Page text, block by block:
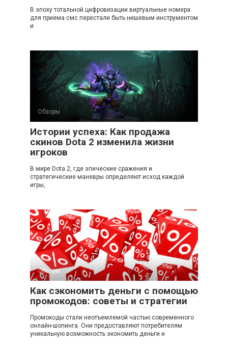
В эпоху тотальной цифровизации виртуальные номера
для приема смс перестали быть нишевым инструментом
и
Обзоры
Истории успеха: Как продажа
скинов Dota 2 изменила жизни
игроков
В мире Dota 2, где эпические сражения и
стратегические маневры определяют исход каждой
игры,
Обзоры
Как сэкономить деньги с помощью
промокодов: советы и стратегии
Промокоды стали неотъемлемой частью современного
онлайн-шопинга. Они предоставляют потребителям
уникальную возможность экономить деньги и